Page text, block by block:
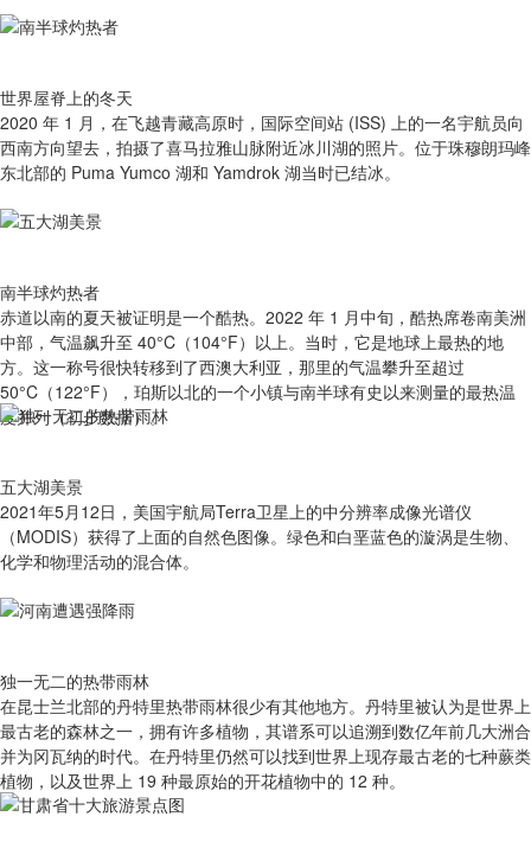
世界屋脊上的冬天
2020 年 1 月，在飞越青藏高原时，国际空间站 (ISS) 上的一名宇航员向
西南方向望去，拍摄了喜马拉雅山脉附近冰川湖的照片。位于珠穆朗玛峰
东北部的 Puma Yumco 湖和 Yamdrok 湖当时已结冰。
南半球灼热者
赤道以南的夏天被证明是一个酷热。2022 年 1 月中旬，酷热席卷南美洲
中部，气温飙升至 40°C（104°F）以上。当时，它是地球上最热的地
方。这一称号很快转移到了西澳大利亚，那里的气温攀升至超过
50°C（122°F），珀斯以北的一个小镇与南半球有史以来测量的最热温
度并列（初步数据）。
五大湖美景
2021年5月12日，美国宇航局Terra卫星上的中分辨率成像光谱仪
（MODIS）获得了上面的自然色图像。绿色和白垩蓝色的漩涡是生物、
化学和物理活动的混合体。
独一无二的热带雨林
在昆士兰北部的丹特里热带雨林很少有其他地方。丹特里被认为是世界上
最古老的森林之一，拥有许多植物，其谱系可以追溯到数亿年前几大洲合
并为冈瓦纳的时代。在丹特里仍然可以找到世界上现存最古老的七种蕨类
植物，以及世界上 19 种最原始的开花植物中的 12 种。